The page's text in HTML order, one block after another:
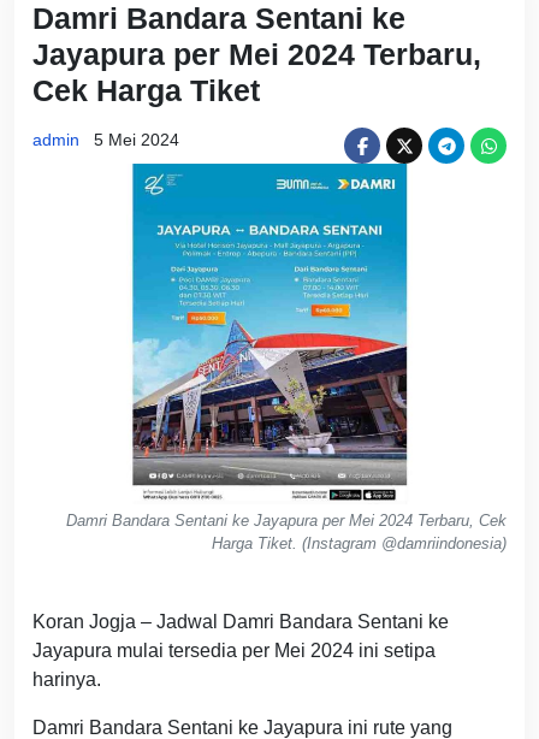
Damri Bandara Sentani ke
Jayapura per Mei 2024 Terbaru,
Cek Harga Tiket
admin 5 Mei 2024
Damri Bandara Sentani ke Jayapura per Mei 2024 Terbaru, Cek
Harga Tiket. (Instagram @damriindonesia)
Koran Jogja – Jadwal Damri Bandara Sentani ke
Jayapura mulai tersedia per Mei 2024 ini setipa
harinya.
Damri Bandara Sentani ke Jayapura ini rute yang